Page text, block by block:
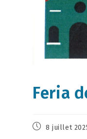
Feria
8 juillet